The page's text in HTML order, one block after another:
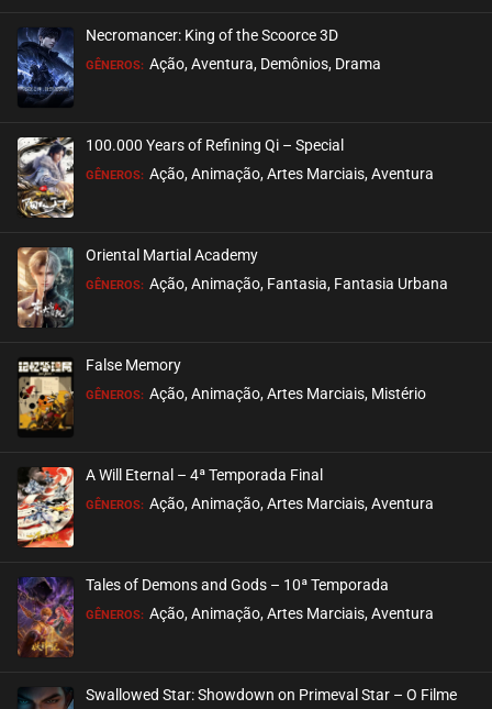
EPISÓDIO 24
setembro 02, 2020
EPISÓDIO 23
setembro 02, 2020
EPISÓDIO 22
setembro 02, 2020
EPISÓDIO 21
setembro 02, 2020
EPISÓDIO 20
setembro 02, 2020
EPISÓDIO 19
setembro 02, 2020
Necromancer: King of the Scoorce 3D
GÊNEROS: Ação, Aventura, Demônios, Drama
100.000 Years of Refining Qi – Special
GÊNEROS: Ação, Animação, Artes Marciais, Aventura
Oriental Martial Academy
GÊNEROS: Ação, Animação, Fantasia, Fantasia Urbana
False Memory
GÊNEROS: Ação, Animação, Artes Marciais, Mistério
A Will Eternal – 4ª Temporada Final
GÊNEROS: Ação, Animação, Artes Marciais, Aventura
Tales of Demons and Gods – 10ª Temporada
GÊNEROS: Ação, Animação, Artes Marciais, Aventura
Swallowed Star: Showdown on Primeval Star – O Filme